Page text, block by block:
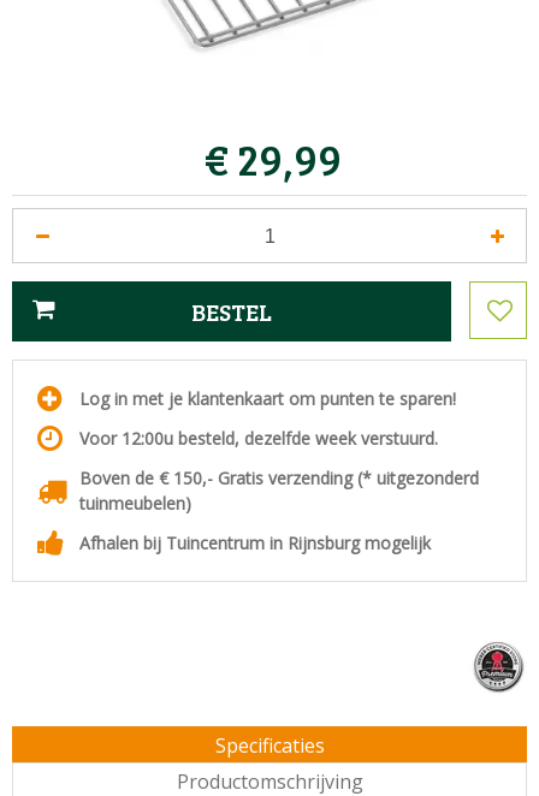
€ 29,99
Log in met je klantenkaart om punten te sparen!
Voor 12:00u besteld, dezelfde week verstuurd.
Boven de € 150,- Gratis verzending (* uitgezonderd
tuinmeubelen)
Afhalen bij Tuincentrum in Rijnsburg mogelijk
Specificaties
Productomschrijving